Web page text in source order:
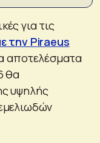
για τις
την Piraeus
αποτελέσματα
θα
υψηλής